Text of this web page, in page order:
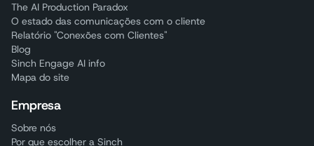
The AI Production Paradox
O estado das comunicações com o cliente
Relatório "Conexões com Clientes"
Blog
Sinch Engage AI info
Mapa do site
Empresa
Sobre nós
Por que escolher a Sinch